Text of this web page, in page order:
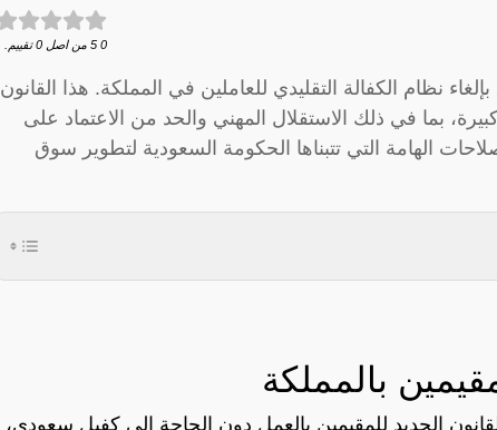
0
5 من اصل 0 تقييم.
نظام الكفالة التقليدي للعاملين في المملكة. هذا القانون
بما في ذلك الاستقلال المهني والحد من الاعتماد على
الهامة التي تتبناها الحكومة السعودية لتطوير سوق
بالمملكة
الجديد للمقيمين بالعمل دون الحاجة إلى كفيل سعودي،